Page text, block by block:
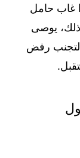
غاب حامل
6 أشهر. ومع ذلك، يوصى
لتجنب رفض